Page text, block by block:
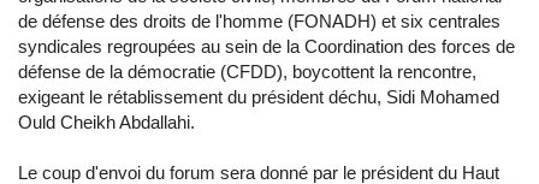
de défense des droits de l'homme (FONADH) et six centrales
syndicales regroupées au sein de la Coordination des forces de
défense de la démocratie (CFDD), boycottent la rencontre,
exigeant le rétablissement du président déchu, Sidi Mohamed
Ould Cheikh Abdallahi.
Le coup d'envoi du forum sera donné par le président du Haut